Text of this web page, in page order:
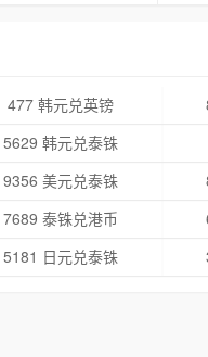
477 韩元兑英镑
5629 韩元兑泰铢
9356 美元兑泰铢
7689 泰铢兑港币
5181 日元兑泰铢